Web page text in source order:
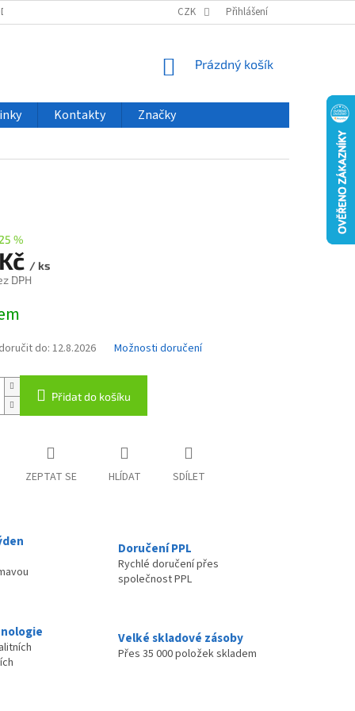
VELKOOBCHOD ČASTO KLADENÉ DOTAZY
CZK Přihlášení
NÁKUPNÍ
Prázdný košík
Kontakty Značky
%
/ ks
DPH
do: 12.8.2026 Možnosti doručení
Přidat do košíku
ZEPTAT SE HLÍDAT SDÍLET
Doručení PPL
Rychlé doručení přes
společnost PPL
Velké skladové zásoby
Přes 35 000 položek skladem